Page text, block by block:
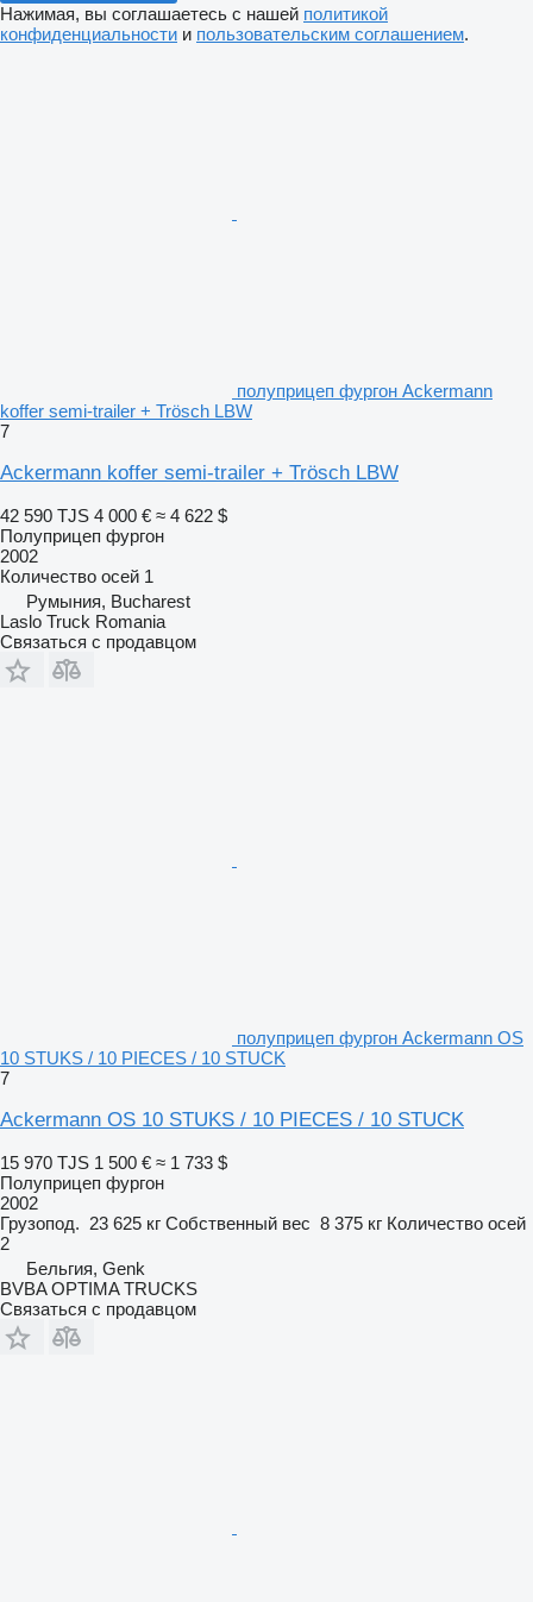
Нажимая, вы соглашаетесь с нашей политикой
конфиденциальности и пользовательским соглашением.
полуприцеп фургон Ackermann
koffer semi-trailer + Trösch LBW
7
Ackermann koffer semi-trailer + Trösch LBW
42 590 TJS 4 000 € ≈ 4 622 $
Полуприцеп фургон
2002
Количество осей 1
Румыния, Bucharest
Laslo Truck Romania
Связаться с продавцом
полуприцеп фургон Ackermann OS
10 STUKS / 10 PIECES / 10 STUCK
7
Ackermann OS 10 STUKS / 10 PIECES / 10 STUCK
15 970 TJS 1 500 € ≈ 1 733 $
Полуприцеп фургон
2002
Грузопод. 23 625 кг Собственный вес 8 375 кг Количество осей
2
Бельгия, Genk
BVBA OPTIMA TRUCKS
Связаться с продавцом